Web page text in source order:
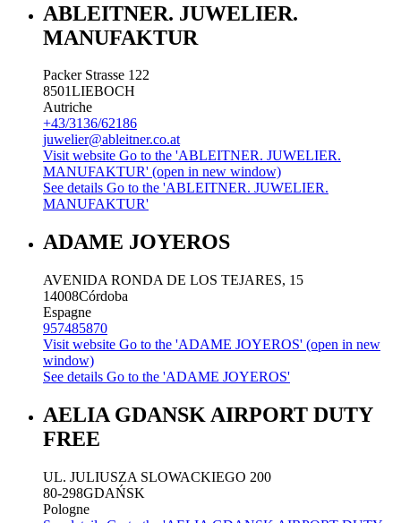
ABLEITNER. JUWELIER.
MANUFAKTUR
Packer Strasse 122
8501LIEBOCH
Autriche
+43/3136/62186
juwelier@ableitner.co.at
Visit website Go to the 'ABLEITNER. JUWELIER.
MANUFAKTUR' (open in new window)
See details Go to the 'ABLEITNER. JUWELIER.
MANUFAKTUR'
ADAME JOYEROS
AVENIDA RONDA DE LOS TEJARES, 15
14008Córdoba
Espagne
957485870
Visit website Go to the 'ADAME JOYEROS' (open in new
window)
See details Go to the 'ADAME JOYEROS'
AELIA GDANSK AIRPORT DUTY
FREE
UL. JULIUSZA SLOWACKIEGO 200
80-298GDAŃSK
Pologne